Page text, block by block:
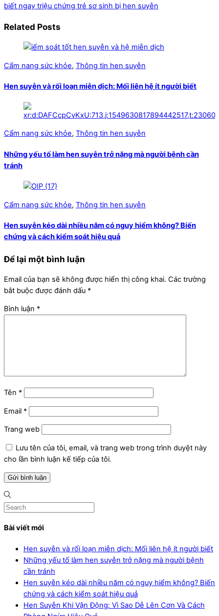
biết ngay triệu chứng trẻ sơ sinh bị hen suyễn
Related Posts
Cẩm nang sức khỏe, Thông tin hen suyễn
Hen suyễn và rối loạn miễn dịch: Mối liên hệ ít người biết
Cẩm nang sức khỏe, Thông tin hen suyễn
Những yếu tố làm hen suyễn trở nặng mà người bệnh cần
tránh
Cẩm nang sức khỏe, Thông tin hen suyễn
Hen suyễn kéo dài nhiều năm có nguy hiểm không? Biến
chứng và cách kiểm soát hiệu quả
Để lại một bình luận
Email của bạn sẽ không được hiển thị công khai. Các trường
bắt buộc được đánh dấu *
Bình luận *
Tên *
Email *
Trang web
Lưu tên của tôi, email, và trang web trong trình duyệt này
cho lần bình luận kế tiếp của tôi.
Bài viết mới
Hen suyễn và rối loạn miễn dịch: Mối liên hệ ít người biết
Những yếu tố làm hen suyễn trở nặng mà người bệnh
cần tránh
Hen suyễn kéo dài nhiều năm có nguy hiểm không? Biến
chứng và cách kiểm soát hiệu quả
Hen Suyễn Khi Vận Động: Vì Sao Dễ Lên Cơn Và Cách